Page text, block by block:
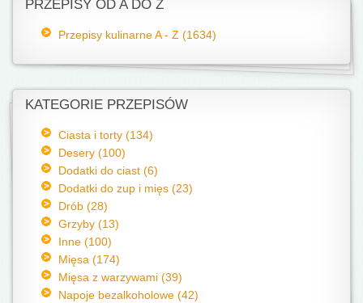
PRZEPISY OD A DO Z
Przepisy kulinarne A - Z (1634)
KATEGORIE PRZEPISÓW
Ciasta i torty (134)
Desery (100)
Dodatki do ciast (6)
Dodatki do zup i mięs (23)
Drób (28)
Grzyby (13)
Inne (100)
Mięsa (174)
Mięsa z warzywami (39)
Napoje bezalkoholowe (42)